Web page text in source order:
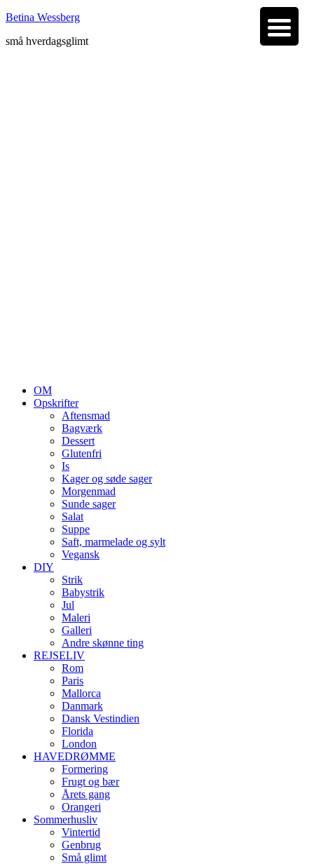
Betina Wessberg
små hverdagsglimt
OM
Opskrifter
Aftensmad
Bagværk
Dessert
Glutenfri
Is
Kager og søde sager
Morgenmad
Sunde sager
Salat
Suppe
Saft, marmelade og sylt
Vegansk
DIY
Strik
Babystrik
Jul
Maleri
Galleri
Andre skønne ting
REJSELIV
Rom
Paris
Mallorca
Danmark
Dansk Vestindien
Florida
London
HAVEDRØMME
Formering
Frugt og bær
Årets gang
Orangeri
Sommerhusliv
Vintertid
Genbrug
Små glimt